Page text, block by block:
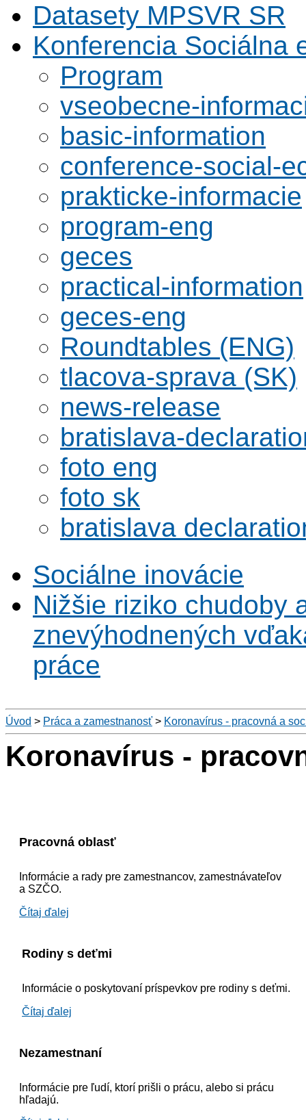
Datasety MPSVR SR
Konferencia Sociálna
Program
vseobecne-
basic-information
conference-social-
prakticke-informacie
program-eng
geces
practical-information
geces-eng
Roundtables (ENG)
tlacova-sprava (SK)
news-release
bratislava-
foto eng
foto sk
bratislava
Sociálne inovácie
Nižšie riziko chudoby
znevýhodnených
práce
Úvod > Práca a zamestnanosť > Koronavírus - pracovná a
Koronavírus -
Pracovná oblasť
Informácie a rady pre zamestnancov, zamestnávateľov
a SZČO.
Čítaj ďalej
Rodiny s deťmi
Informácie o poskytovaní príspevkov pre rodiny s deťmi.
Čítaj ďalej
Nezamestnaní
Informácie pre ľudí, ktorí prišli o prácu, alebo si prácu
hľadajú.